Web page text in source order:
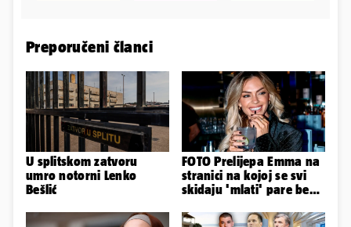
Preporučeni članci
U splitskom zatvoru
umro notorni Lenko
Bešlić
FOTO Prelijepa Emma na
stranici na kojoj se svi
skidaju 'mlati' pare bez